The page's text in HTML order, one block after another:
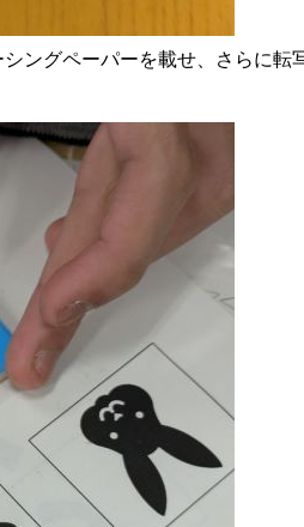
ングペーパーを載せ、さらに転